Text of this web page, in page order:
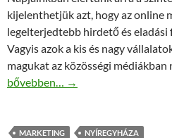
kijelenthetjük azt, hogy az online
legelterjedtebb hirdető és eladási
Vagyis azok a kis és nagy
magukat az közösségi
Online marketing Nyíregyháza
bővebben… →
MARKETING NYÍREGYHÁZA